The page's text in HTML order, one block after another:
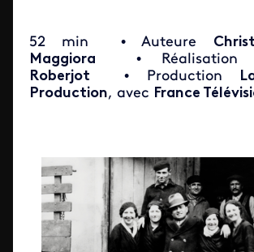
52 min • Auteure
Maggiora • Réalisation
Roberjot
• Production
Production, avec France